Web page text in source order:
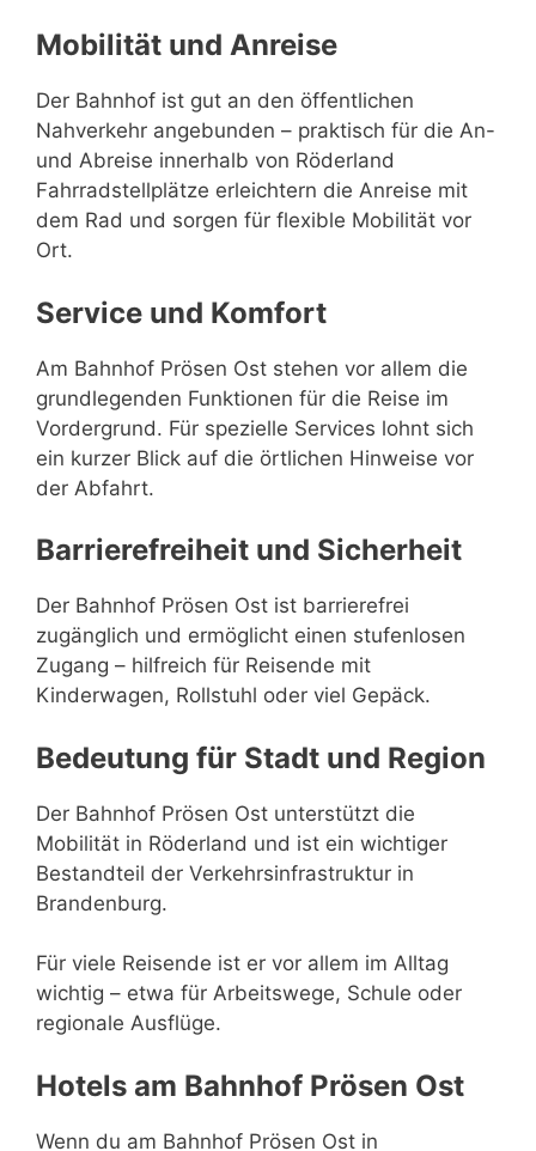
Mobilität und Anreise
Der Bahnhof ist gut an den öffentlichen
Nahverkehr angebunden – praktisch für die An-
und Abreise innerhalb von Röderland
Fahrradstellplätze erleichtern die Anreise mit
dem Rad und sorgen für flexible Mobilität vor
Ort.
Service und Komfort
Am Bahnhof Prösen Ost stehen vor allem die
grundlegenden Funktionen für die Reise im
Vordergrund. Für spezielle Services lohnt sich
ein kurzer Blick auf die örtlichen Hinweise vor
der Abfahrt.
Barrierefreiheit und Sicherheit
Der Bahnhof Prösen Ost ist barrierefrei
zugänglich und ermöglicht einen stufenlosen
Zugang – hilfreich für Reisende mit
Kinderwagen, Rollstuhl oder viel Gepäck.
Bedeutung für Stadt und Region
Der Bahnhof Prösen Ost unterstützt die
Mobilität in Röderland und ist ein wichtiger
Bestandteil der Verkehrsinfrastruktur in
Brandenburg.
Für viele Reisende ist er vor allem im Alltag
wichtig – etwa für Arbeitswege, Schule oder
regionale Ausflüge.
Hotels am Bahnhof Prösen Ost
Wenn du am Bahnhof Prösen Ost in